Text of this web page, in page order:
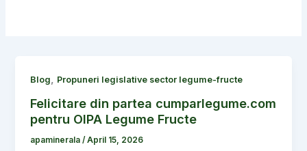
Blog, Propuneri legislative sector legume-fructe
Felicitare din partea cumparlegume.com
pentru OIPA Legume Fructe
apaminerala/April 15, 2026